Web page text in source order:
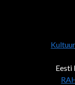
Eesti